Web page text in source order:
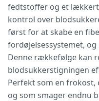
fedtstoffer og et lækkert
kontrol over
først for at skabe en
fordøjelsessystemet,
Denne rækkefølge kan
blodsukkerstigningen
Perfekt som en frokost,
og som smager endnu